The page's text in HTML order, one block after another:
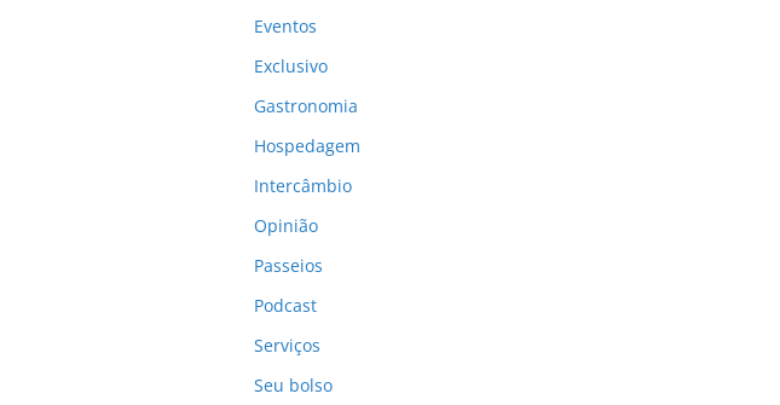
Eventos
Exclusivo
Gastronomia
Hospedagem
Intercâmbio
Opinião
Passeios
Podcast
Serviços
Seu bolso